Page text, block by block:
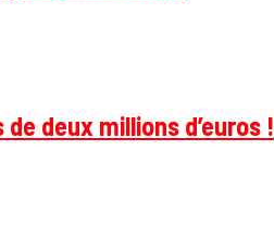
deux millions d’euros !